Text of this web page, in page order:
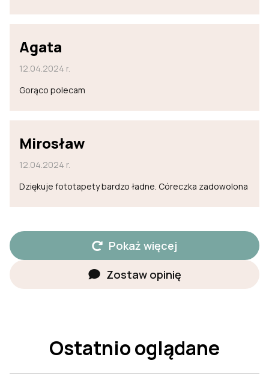
Agata
12.04.2024 r.
Gorąco polecam
Mirosław
12.04.2024 r.
Dziękuje fototapety bardzo ładne. Córeczka zadowolona
Pokaż więcej
Zostaw opinię
Ostatnio oglądane